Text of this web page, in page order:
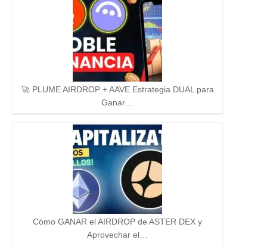
🚀 PLUME AIRDROP + AAVE Estrategia DUAL para
Ganar…
Cómo GANAR el AIRDROP de ASTER DEX y
Aprovechar el…